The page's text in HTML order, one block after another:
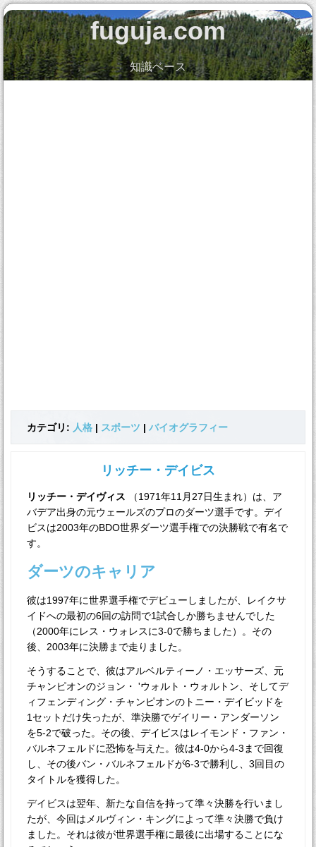
fuguja.com
知識ベース
カテゴリ: 人格 | スポーツ |バイオグラフィー
リッチー・デイビス
リッチー・デイヴィス （1971年11月27日生まれ）は、ア
バデア出身の元ウェールズのプロのダーツ選手です。デイ
ビスは2003年のBDO世界ダーツ選手権での決勝戦で有名で
す。
ダーツのキャリア
彼は1997年に世界選手権でデビューしましたが、レイクサ
イドへの最初の6回の訪問で1試合しか勝ちませんでした
（2000年にレス・ウォレスに3-0で勝ちました）。その
後、2003年に決勝まで走りました。
そうすることで、彼はアルベルティーノ・エッサーズ、元
チャンピオンのジョン・ 'ウォルト・ウォルトン、そしてデ
ィフェンディング・チャンピオンのトニー・デイビッドを
1セットだけ失ったが、準決勝でゲイリー・アンダーソン
を5-2で破った。その後、デイビスはレイモンド・ファン・
バルネフェルドに恐怖を与えた。彼は4-0から4-3まで回復
し、その後バン・バルネフェルドが6-3で勝利し、3回目の
タイトルを獲得した。
デイビスは翌年、新たな自信を持って準々決勝を行いまし
たが、今回はメルヴィン・キングによって準々決勝で負け
ました。それは彼が世界選手権に最後に出場することにな